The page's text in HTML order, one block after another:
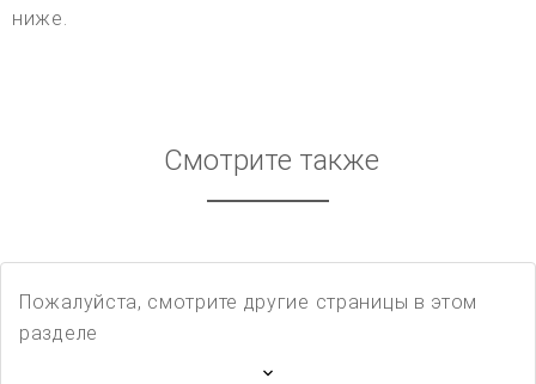
ниже.
Смотрите также
Пожалуйста, смотрите другие страницы в этом
разделе